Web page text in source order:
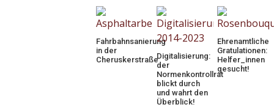
Fahrbahnsanierung
in der
CheruskerstraßeDigitalisierung:
der
Normenkontrollrat
blickt durch
und wahrt den
Überblick!
Ehrenamtliche
Gratulationen:
Helfer_innen
gesucht!